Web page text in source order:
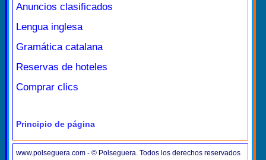
Anuncios clasificados
Lengua inglesa
Gramática catalana
Reservas de hoteles
Comprar clics
Principio de página
www.polseguera.com - © Polseguera. Todos los derechos reservados